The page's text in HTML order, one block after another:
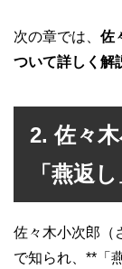
次の章では、 佐
ついて詳しく解
2. 佐々
「燕返
佐々木小次郎（
で知られ、**「